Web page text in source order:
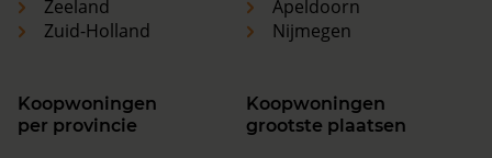
Zeeland
Zuid-Holland
Apeldoorn
Nijmegen
Koopwoningen
per provincie
Koopwoningen
grootste plaatsen